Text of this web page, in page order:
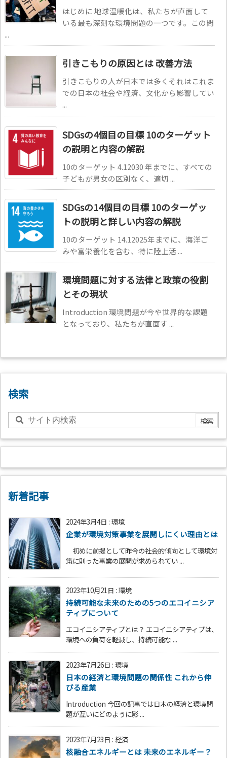
はじめに 地球温暖化は、私たちが直面して
いる最も深刻な環境問題の一つです。この問
...
引きこもりの原因とは 改善方法
引きこもりの人が日本では多くそれはこれま
での日本の社会や経済、文化から影響してい
...
SDGsの4個目の目標 10のターゲット
の説明と内容の解説
10のターゲット 4.12030 年までに、すべての
子どもが男女の区別なく、適切 ...
SDGsの14個目の目標 10のターゲッ
トの説明と詳しい内容の解説
10のターゲット 14.12025年までに、海洋ご
みや富栄養化を含む、特に陸上活 ...
環境問題に対する法律と政策の役割
とその現状
Introduction 環境問題が今や世界的な課題
となっており、私たちが直面す ...
検索
新着記事
2024年3月4日 : 環境
企業が環境対策事業を展開しにくい理由とは
初めに前提として昨今の社会的傾向として環境対
策に則った事業の展開が求められてい ...
2023年10月21日 : 環境
持続可能な未来のための5つのエコイニシア
ティブについて
エコイニシアティブとは？ エコイニシアティブは、
環境への負荷を軽減し、持続可能な ...
2023年7月26日 : 環境
日本の経済と環境問題の関係性 これから伸
びる産業
Introduction 今回の記事では日本の経済と環境問
題が互いにどのように影 ...
2023年7月23日 : 経済
核融合エネルギーとは 未来のエネルギー？